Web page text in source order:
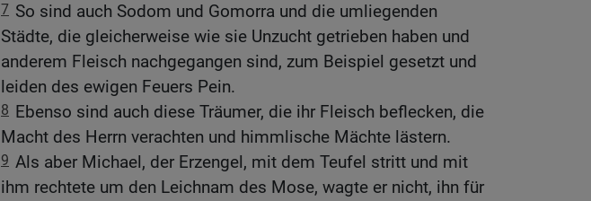
7 So sind auch Sodom und Gomorra und die umliegenden
Städte, die gleicherweise wie sie Unzucht getrieben haben und
anderem Fleisch nachgegangen sind, zum Beispiel gesetzt und
leiden des ewigen Feuers Pein.
8 Ebenso sind auch diese Träumer, die ihr Fleisch beflecken, die
Macht des Herrn verachten und himmlische Mächte lästern.
9 Als aber Michael, der Erzengel, mit dem Teufel stritt und mit
ihm rechtete um den Leichnam des Mose, wagte er nicht, ihn für